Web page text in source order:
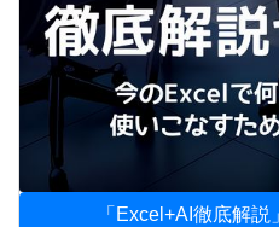
「Excel+AI徹底解